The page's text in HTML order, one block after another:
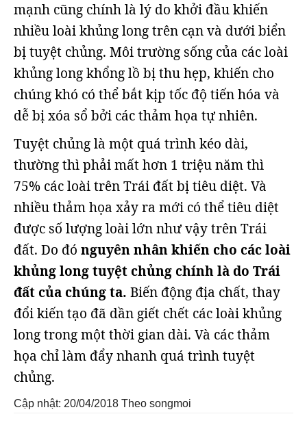
mạnh cũng chính là lý do khởi đầu khiến
nhiều loài khủng long trên cạn và dưới biển
bị tuyệt chủng. Môi trường sống của các loài
khủng long khổng lồ bị thu hẹp, khiến cho
chúng khó có thể bắt kịp tốc độ tiến hóa và
dễ bị xóa sổ bởi các thảm họa tự nhiên.
Tuyệt chủng là một quá trình kéo dài,
thường thì phải mất hơn 1 triệu năm thì
75% các loài trên Trái đất bị tiêu diệt. Và
nhiều thảm họa xảy ra mới có thể tiêu diệt
được số lượng loài lớn như vậy trên Trái
đất. Do đó nguyên nhân khiến cho các loài
khủng long tuyệt chủng chính là do Trái
đất của chúng ta. Biến động địa chất, thay
đổi kiến tạo đã dần giết chết các loài khủng
long trong một thời gian dài. Và các thảm
họa chỉ làm đẩy nhanh quá trình tuyệt
chủng.
Cập nhật: 20/04/2018 Theo songmoi